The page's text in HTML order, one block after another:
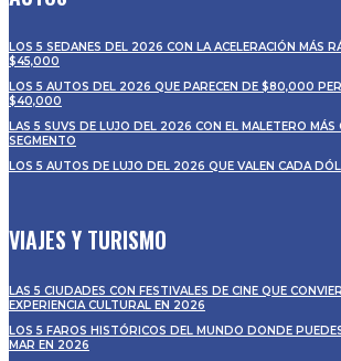
LOS 5 SEDANES DEL 2026 CON LA ACELERACIÓN MÁS
$45,000
LOS 5 AUTOS DEL 2026 QUE PARECEN DE $80,000
$40,000
LAS 5 SUVS DE LUJO DEL 2026 CON EL MALETERO MÁS
SEGMENTO
LOS 5 AUTOS DE LUJO DEL 2026 QUE VALEN CADA
VIAJES Y TURISMO
LAS 5 CIUDADES CON FESTIVALES DE CINE QUE
EXPERIENCIA CULTURAL EN 2026
LOS 5 FAROS HISTÓRICOS DEL MUNDO DONDE
MAR EN 2026